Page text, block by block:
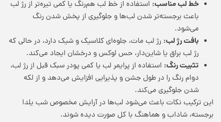
خط لب مناسب: استفاده از خط لب هم‌رنگ یا کمی تیره‌تر از رژ لب
باعث برجسته‌تر شدن لب‌ها و جلوگیری از پخش شدن رنگ
می‌شود.
بافت رژ لب: رژ لب مات، جلوه‌ای کلاسیک و شیک دارد، در حالی که
رژ لب براق یا شاین‌دار، حس لوکس و درخشان ایجاد می‌کند.
تثبیت رنگ: استفاده از پرایمر لب یا کمی پودر سبک قبل از رژ لب،
دوام رنگ را در طول جشن و پذیرایی افزایش می‌دهد و از لکه
شدن جلوگیری می‌کند.
این ترکیب نکات باعث می‌شود لب‌ها در آرایش مخصوص شب یلدا
برجسته، شاداب و هماهنگ با کل صورت دیده شوند.